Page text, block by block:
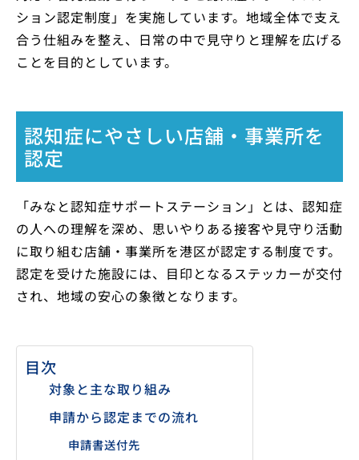
ション認定制度」を実施しています。地域全体で支え
合う仕組みを整え、日常の中で見守りと理解を広げる
ことを目的としています。
認知症にやさしい店舗・事業所を
認定
「みなと認知症サポートステーション」とは、認知症
の人への理解を深め、思いやりある接客や見守り活動
に取り組む店舗・事業所を港区が認定する制度です。
認定を受けた施設には、目印となるステッカーが交付
され、地域の安心の象徴となります。
目次
対象と主な取り組み
申請から認定までの流れ
申請書送付先